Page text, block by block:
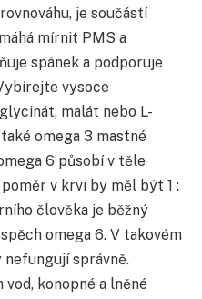
je součástí
mírnit PMS a
spánek a podporuje
vysoce
malát nebo L-
omega 3 mastné
6 působí v těle
v krvi by měl být 1 :
člověka je běžný
omega 6. V takovém
nefungují správně.
konopné a lněné